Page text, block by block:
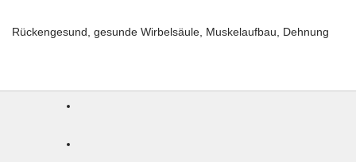
Rückengesund, gesunde Wirbelsäule, Muskelaufbau, Dehnung